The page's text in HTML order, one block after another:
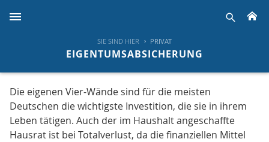
SIE SIND HIER PRIVAT
EIGENTUMSABSICHERUNG
Die eigenen Vier-Wände sind für die meisten
Deutschen die wichtigste Investition, die sie in ihrem
Leben tätigen. Auch der im Haushalt angeschaffte
Hausrat ist bei Totalverlust, da die finanziellen Mittel